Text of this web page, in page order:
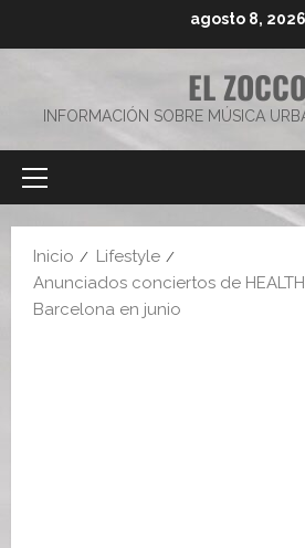
agosto 8, 2026
EL ZOCCO
INFORMACIÓN SOBRE MÚSICA
Menú
Inicio
Lifestyle
Anunciados conciertos de
Barcelona en junio